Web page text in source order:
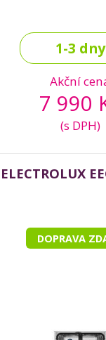
1-3 dny
Akční
7 990
(s DPH)
ELECTROLUX
DOPRAVA